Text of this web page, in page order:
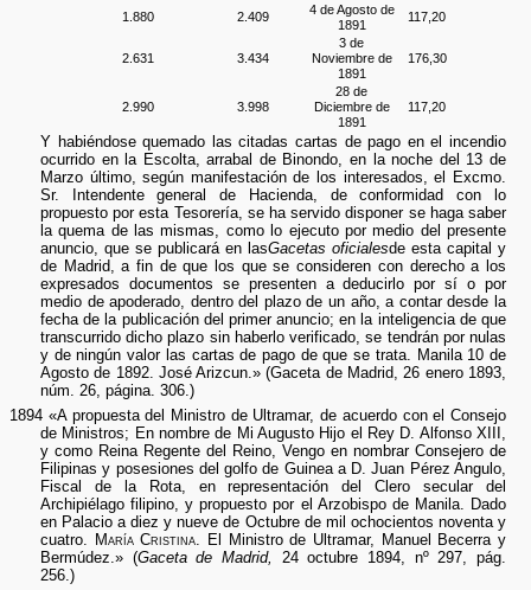
1.880 2.409
4 de Agosto de
1891
117,20
2.631 3.434
3 de
Noviembre de
1891
176,30
2.990 3.998
28 de
Diciembre de
1891
117,20
Y habiéndose quemado las citadas cartas de pago en el incendio
ocurrido en la Escolta, arrabal de Binondo, en la noche del 13 de
Marzo último, según manifestación de los interesados, el Excmo.
Sr. Intendente general de Hacienda, de conformidad con lo
propuesto por esta Tesorería, se ha servido disponer se haga saber
la quema de las mismas, como lo ejecuto por medio del presente
anuncio, que se publicará en lasGacetas oficialesde esta capital y
de Madrid, a fin de que los que se consideren con derecho a los
expresados documentos se presenten a deducirlo por sí o por
medio de apoderado, dentro del plazo de un año, a contar desde la
fecha de la publicación del primer anuncio; en la inteligencia de que
transcurrido dicho plazo sin haberlo verificado, se tendrán por nulas
y de ningún valor las cartas de pago de que se trata. Manila 10 de
Agosto de 1892. José Arizcun.» (Gaceta de Madrid, 26 enero 1893,
núm. 26, página. 306.)
1894 «A propuesta del Ministro de Ultramar, de acuerdo con el Consejo
de Ministros; En nombre de Mi Augusto Hijo el Rey D. Alfonso XIII,
y como Reina Regente del Reino, Vengo en nombrar Consejero de
Filipinas y posesiones del golfo de Guinea a D. Juan Pérez Angulo,
Fiscal de la Rota, en representación del Clero secular del
Archipiélago filipino, y propuesto por el Arzobispo de Manila. Dado
en Palacio a diez y nueve de Octubre de mil ochocientos noventa y
cuatro.
María Cristina . El Ministro de Ultramar, Manuel Becerra y
Bermúdez.» (Gaceta de Madrid,
24 octubre 1894, nº 297, pág.
256.)